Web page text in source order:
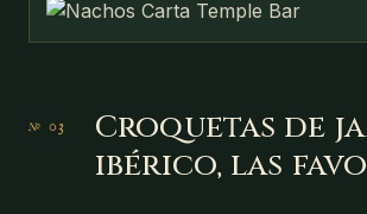
Croquetas de
ibérico, las